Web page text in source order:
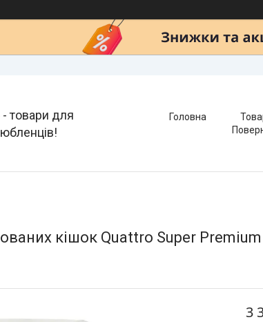
товари для
Головна
кішок Quattro Super
3